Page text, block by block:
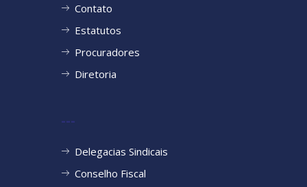
Contato
Estatutos
Procuradores
Diretoria
---
Delegacias Sindicais
Conselho Fiscal